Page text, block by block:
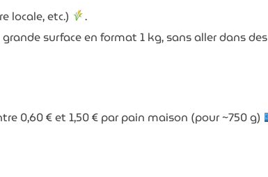
locale, etc.)
.
surface en format 1 kg, sans aller dans des
0,60 € et 1,50 € par pain maison (pour ~750 g)